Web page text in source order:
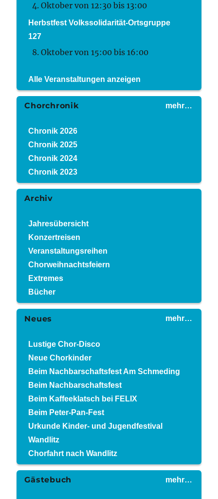
4. Oktober von 12:30 bis13:00
Herbstfest Volkssolidarität-Ortsgruppe
127
8. Oktober von 15:00 bis16:00
Alle Veranstaltungen anzeigen
mehr…
Chorchronik
Chronik 2026
Chronik 2025
Chronik 2024
Chronik 2023
Archiv
Jahresübersicht
Konzertreisen
Veranstaltungsreihen
Chorweihnachtsfeiern
Extremes
Bücher
mehr…
Neues
Lustige Chor-Disco
Neue Chorkinder
Beim Nachbarschaftsfest Am Schmeding
Beim Nachbarschaftsfest
Beim Kaffeeklatsch bei FELIX
Beim Peter-Pan-Fest
Urkunde Kinder- und Jugendfestival
Wandlitz
Chorfahrt nach Wandlitz
mehr…
Gästebuch